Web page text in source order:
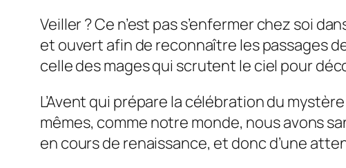
Veiller ? Ce n’est pas s’enfermer chez soi
et ouvert afin de reconnaître les passages
celle des mages qui scrutent le ciel pour
L’Avent qui prépare la célébration du
mêmes, comme notre monde, nous avons
en cours de renaissance, et donc d’une